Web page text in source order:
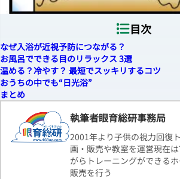
目次
なぜ入浴が近視予防につながる？
お風呂でできる目のリラックス 3選
温める？冷やす？ 最短でスッキリするコツ
おうちの中でも“日光浴”
まとめ
執筆者眼育総研事務局
2001年より子供の視力回復
画・販売や教室を運営現在
がらトレーニングができる
販売を行う